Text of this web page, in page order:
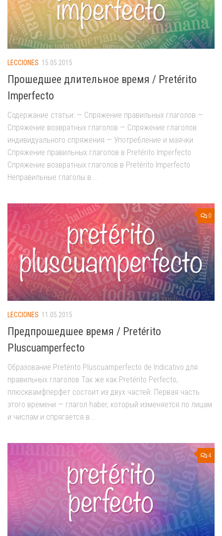
LECCIONES 15.05.2015
Прошедшее длительное время / Pretérito
Imperfecto
Содержание статьи: — Спряжение правильных глаголов —
Спряжение возвратных глаголов — Спряжение глаголов
индивидуального спряжения — Употребление и маячки
Спряжение правильных глаголов в Pretérito Imperfecto
Спряжение возвратных глаголов в Pretérito Imperfecto
Неправильные глаголы в...
0
LECCIONES 11.05.2015
Предпрошедшее время / Pretérito
Pluscuamperfecto
Образование Pretérito Pluscuamperfecto de Indicativo для
правильных глаголов Так же как Pretérito Perfecto,
плюсквамфперфет состоит из двух частей. Первая часть
этого времени — глагол haber, который изменяется по лицам
и числам и спрягается в...
4